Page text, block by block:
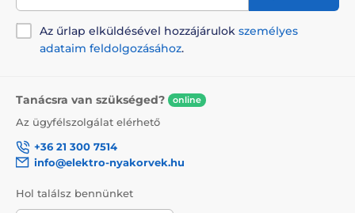
Az űrlap elküldésével hozzájárulok személyes
adataim feldolgozásához.
Tanácsra van szükséged? online
Az ügyfélszolgálat elérhető
+36 21 300 7514
info@elektro-nyakorvek.hu
Hol találsz bennünket